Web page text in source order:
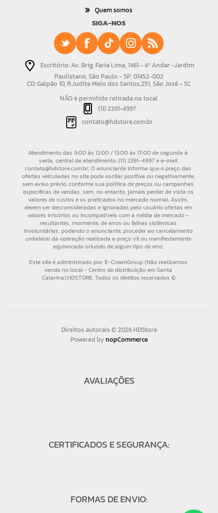
Quem somos
SIGA-NOS
Escritório: Av. Brig. Faria Lima, 1461 - 4º Andar -Jardim
Paulistano, São Paulo - SP, 01452-002
CD: Galpão 10, R.Judite Melo dos Santos,251, São José - SC
NÃO é permitido retirada no local
(11) 2391-4997
contato@hdstore.com.br
Direitos autorais © 2026 HDStore
Powered bynopCommerce
AVALIAÇÕES
CERTIFICADOS E SEGURANÇA:
FORMAS DE ENVIO: